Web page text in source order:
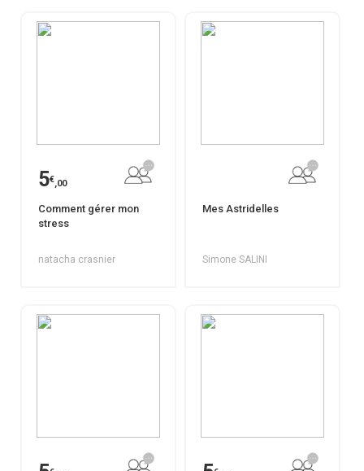
5€,00
Comment gérer mon
stress
natacha crasnier
Mes Astridelles
Simone SALINI